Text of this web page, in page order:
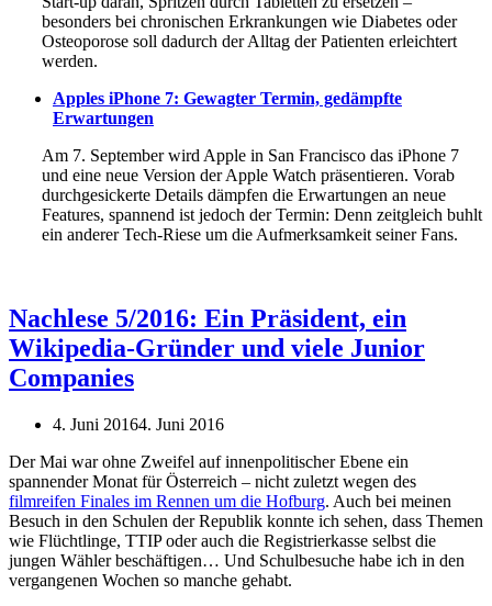
besonders bei chronischen Erkrankungen wie Diabetes oder
Osteoporose soll dadurch der Alltag der Patienten erleichtert
werden.
Apples iPhone 7: Gewagter Termin, gedämpfte
Erwartungen
Am 7. September wird Apple in San Francisco das iPhone 7
und eine neue Version der Apple Watch präsentieren. Vorab
durchgesickerte Details dämpfen die Erwartungen an neue
Features, spannend ist jedoch der Termin: Denn zeitgleich buhlt
ein anderer Tech-Riese um die Aufmerksamkeit seiner Fans.
Nachlese 5/2016: Ein Präsident, ein
Wikipedia-Gründer und viele Junior
Companies
4. Juni 20164. Juni 2016
Der Mai war ohne Zweifel auf innenpolitischer Ebene ein
spannender Monat für Österreich – nicht zuletzt wegen des
filmreifen Finales im Rennen um die Hofburg. Auch bei meinen
Besuch in den Schulen der Republik konnte ich sehen, dass Themen
wie Flüchtlinge, TTIP oder auch die Registrierkasse selbst die
jungen Wähler beschäftigen… Und Schulbesuche habe ich in den
vergangenen Wochen so manche gehabt.